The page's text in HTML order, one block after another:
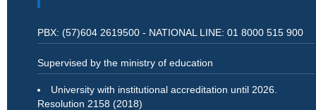
PBX: (57)604 2619500 - NATIONAL LINE: 01 8000 515 900
Supervised by the ministry of education
University with institutional accreditation until 2026.
Resolution 2158 (2018)